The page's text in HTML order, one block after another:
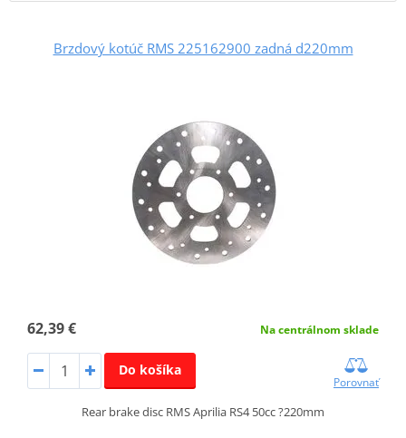
Brzdový kotúč RMS 225162900 zadná d220mm
62,39 € Na centrálnom sklade
Do košíka
Porovnať
Rear brake disc RMS Aprilia RS4 50cc ?220mm